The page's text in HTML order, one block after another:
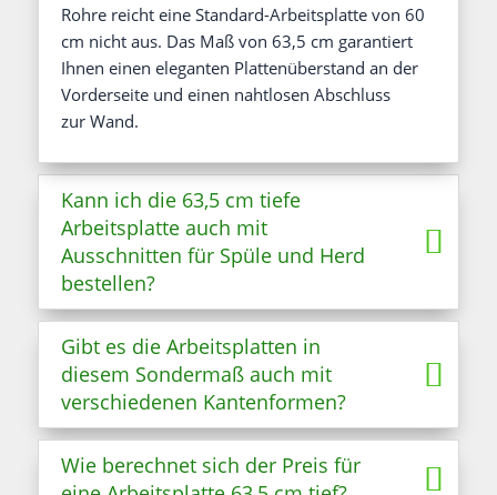
Roh­re reicht eine Stan­dard-Arbeits­plat­te von 60
cm nicht aus. Das Maß von 63,5 cm garan­tiert
Ihnen einen ele­gan­ten Plat­ten­über­stand an der
Vor­der­sei­te und einen naht­lo­sen Abschluss
zur Wand.
Kann ich die 63,5 cm tiefe
Arbeitsplatte auch mit
Ausschnitten für Spüle und Herd
bestellen?
Gibt es die Arbeitsplatten in
diesem Sondermaß auch mit
verschiedenen Kantenformen?
Wie berechnet sich der Preis für